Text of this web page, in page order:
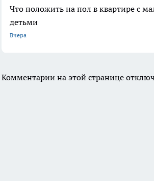
Что положить на пол в квартире с
детьми
Вчера
Комментарии на этой странице